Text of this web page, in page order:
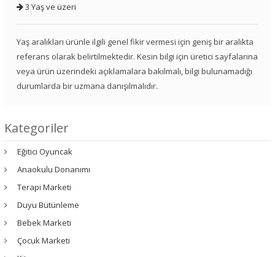
3 Yaş ve üzeri
Yaş aralıkları ürünle ilgili genel fikir vermesi için geniş bir aralıkta
referans olarak belirtilmektedir. Kesin bilgi için üretici sayfalarına
veya ürün üzerindeki açıklamalara bakılmalı, bilgi bulunamadığı
durumlarda bir uzmana danışılmalıdır.
Kategoriler
Eğitici Oyuncak
Anaokulu Donanımı
Terapi Marketi
Duyu Bütünleme
Bebek Marketi
Çocuk Marketi